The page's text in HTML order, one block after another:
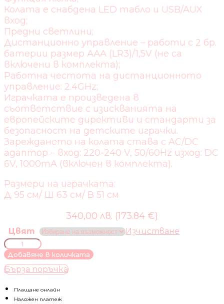
Колата е снабдена LED табло и USB/AUX
вход;
Предни светлини;
Дистанционно управление – работи с 2 бр.
батерии размер ААА (LR3)/1,5V (не са
включени в комплекта);
Работна честота на дистанционното
управление: 2.4GHz;
Играчката е произведена в
съответствие с изискванията на
европейските директиви и стандарти за
безопасност на детските играчки.
Зареждането нa колата става с AC/DC
адаптор – вход: 220-240 V, 50/60Hz изход: DC
6V, 1000mA (включен в комплекта).
Размери на играчката:
Д 95 см/ Ш 63 см/ В 51 см
340,00 лв. (173.84 €)
Цвят
Изчистване
количество
за
АКУМУЛАТОРЕН
ДЖИП
ПАТРУЛ
Добавяне в количката
Бърза поръчка
Плащане онлайн
Наложен платеж